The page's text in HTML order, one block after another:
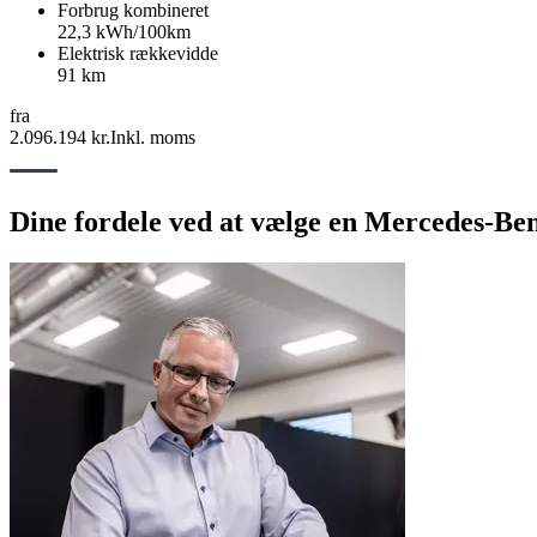
Forbrug kombineret
22,3 kWh/100km
Elektrisk rækkevidde
91 km
fra
2.096.194 kr.Inkl. moms
Dine fordele ved at vælge en Mercedes-